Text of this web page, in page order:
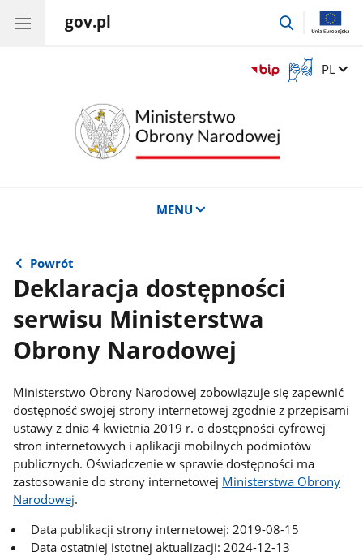
gov.pl
przejdź
Otwórz
okno
Zmień
PL
MENU
Powrót
Deklaracja dostępności
serwisu Ministerstwa
Obrony Narodowej
Ministerstwo Obrony Narodowej zobowiązuje się zapewnić
dostępność swojej strony internetowej zgodnie z przepisami
ustawy z dnia 4 kwietnia 2019 r. o dostępności cyfrowej
stron internetowych i aplikacji mobilnych podmiotów
publicznych. Oświadczenie w sprawie dostępności ma
zastosowanie do strony internetowej Ministerstwa Obrony
Narodowej.
Data publikacji strony internetowej: 2019-08-15
Data ostatniej istotnej aktualizacji: 2024-12-13